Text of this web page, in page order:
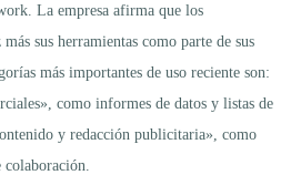
La empresa afirma que los
sus herramientas como parte de sus
más importantes de uso reciente son:
como informes de datos y listas de
y redacción publicitaria», como
colaboración.